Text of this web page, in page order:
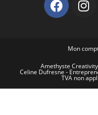
Mon
Amethyste
Celine Dufresne -
TVA non